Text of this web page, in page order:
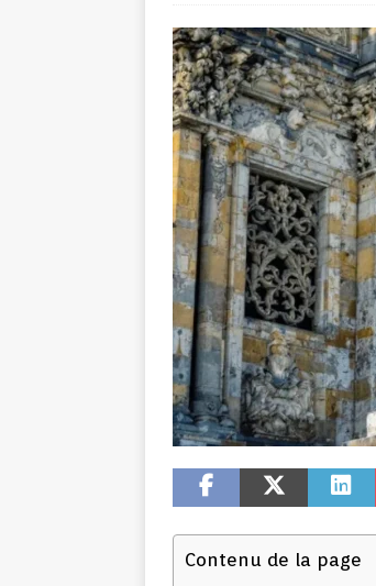
Contenu de la page